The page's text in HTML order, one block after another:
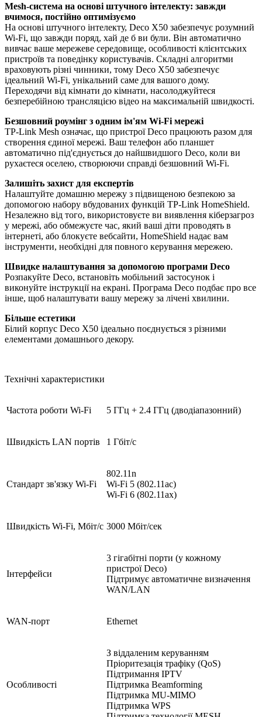
Mesh-система на основі штучного інтелекту: завжди
вчимося, постійно оптимізуємо
На основі штучного інтелекту, Deco X50 забезпечує розумний
Wi-Fi, що завжди поряд, хай де б ви були. Він автоматично
вивчає ваше мережеве середовище, особливості клієнтських
пристроїв та поведінку користувачів. Складні алгоритми
враховують різні чинники, тому Deco X50 забезпечує
ідеальний Wi-Fi, унікальний саме для вашого дому.
Переходячи від кімнати до кімнати, насолоджуйтеся
безперебійною трансляцією відео на максимальній швидкості.
Безшовний роумінг з одним ім'ям Wi-Fi мережі
TP-Link Mesh означає, що пристрої Deco працюють разом для
створення єдиної мережі. Ваш телефон або планшет
автоматично під'єднується до найшвидшого Deco, коли ви
рухаєтеся оселею, створюючи справді безшовний Wi-Fi.
Залишіть захист для експертів
Налаштуйте домашню мережу з підвищеною безпекою за
допомогою набору вбудованих функцій TP-Link HomeShield.
Незалежно від того, використовуєте ви виявлення кіберзагроз
у мережі, або обмежуєте час, який ваші діти проводять в
інтернеті, або блокуєте вебсайти, HomeShield надає вам
інструменти, необхідні для повного керування мережею.
Швидке налаштування за допомогою програми Deco
Розпакуйте Deco, встановіть мобільний застосунок і
виконуйте інструкції на екрані. Програма Deco подбає про все
інше, щоб налаштувати вашу мережу за лічені хвилини.
Більше естетики
Білий корпус Deco X50 ідеально поєднується з різними
елементами домашнього декору.
Технічні характеристики
Частота роботи Wi-Fi 5 ГГц + 2.4 ГГц (дводіапазонний)
Швидкість LAN портів 1 Гбіт/с
Стандарт зв'язку Wi-Fi
802.11n
Wi-Fi 5 (802.11ac)
Wi-Fi 6 (802.11ax)
Швидкість Wi-Fi, Мбіт/с 3000 Мбіт/сек
Інтерфейси
3 гігабітні порти (у кожному
пристрої Deco)
Підтримує автоматичне визначення
WAN/LAN
WAN-порт Ethernet
Особливості
З віддаленим керуванням
Пріоритезація трафіку (QoS)
Підтримання IPTV
Підтримка Beamforming
Підтримка MU-MIMO
Підтримка WPS